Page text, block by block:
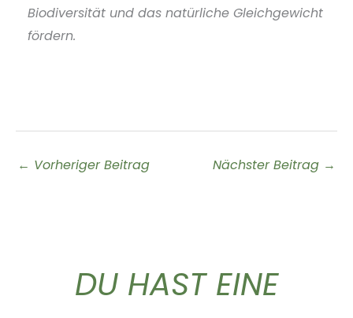
Biodiversität und das natürliche Gleichgewicht
fördern.
← Vorheriger Beitrag Nächster Beitrag →
DU HAST EINE